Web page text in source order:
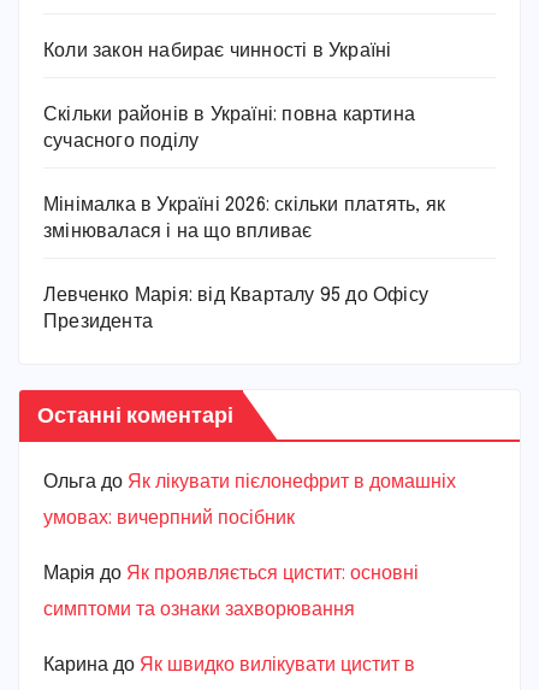
Коли закон набирає чинності в Україні
Скільки районів в Україні: повна картина
сучасного поділу
Мінімалка в Україні 2026: скільки платять, як
змінювалася і на що впливає
Левченко Марія: від Кварталу 95 до Офісу
Президента
Останні коментарі
Ольга до Як лікувати пієлонефрит в домашніх
умовах: вичерпний посібник
Марiя до Як проявляється цистит: основні
симптоми та ознаки захворювання
Карина до Як швидко вилікувати цистит в